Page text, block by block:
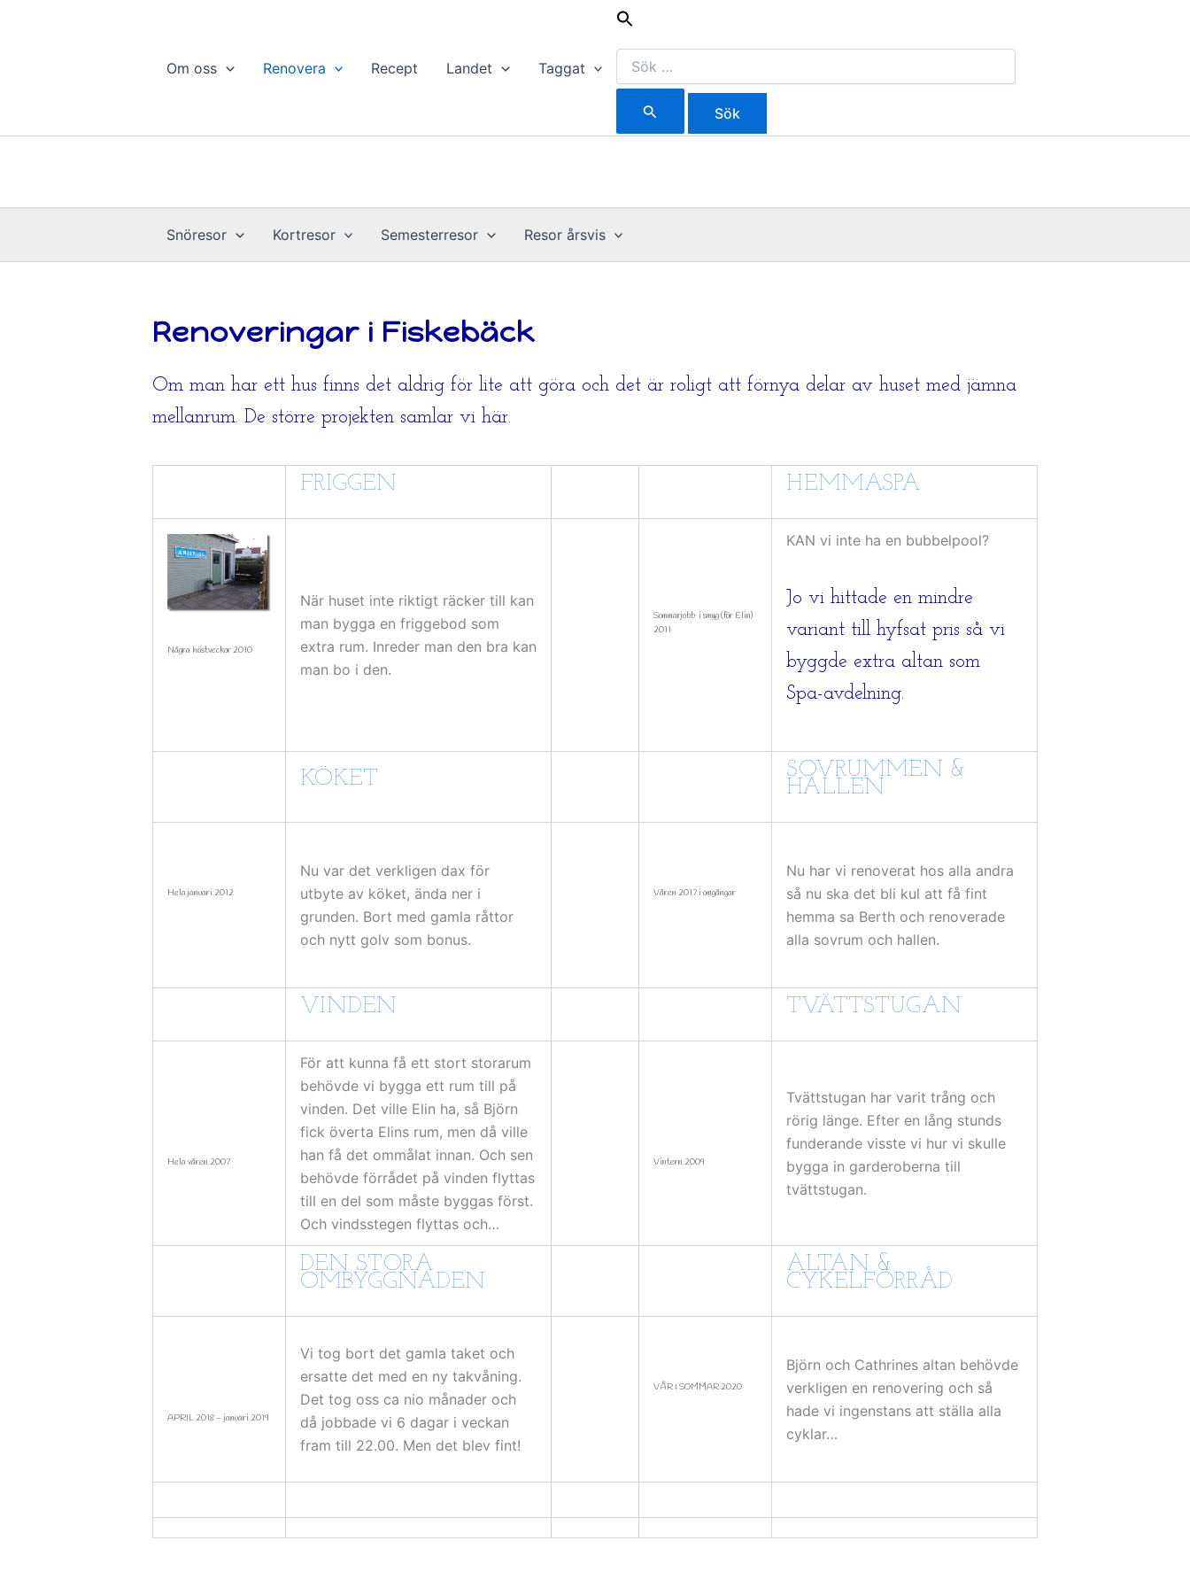
Om oss Renovera Recept Landet Taggat
Sök
efter:
Snöresor Kortresor Semesterresor Resor årsvis
Renoveringar i Fiskebäck
Om man har ett hus finns det aldrig för lite att göra och det är roligt att förnya delar av huset med jämna
mellanrum. De större projekten samlar vi här.​
FRIGGEN HEMMASPA
Några höstveckor 2010
När huset inte riktigt räcker till kan
man bygga en friggebod som
extra rum. Inreder man den bra kan
man bo i den.
Sommarjobb i smyg (för Elin)
2011
KAN vi inte ha en bubbelpool?
Jo vi hittade en mindre
variant till hyfsat pris så vi
byggde extra altan som
Spa-avdelning.
KÖKET SOVRUMMEN &
HALLEN
Hela januari 2012
Nu var det verkligen dax för
utbyte av köket, ända ner i
grunden. Bort med gamla råttor
och nytt golv som bonus.
Våren 2017 i omgångar
Nu har vi renoverat hos alla andra
så nu ska det bli kul att få fint
hemma sa Berth och renoverade
alla sovrum och hallen.
VINDEN TVÄTTSTUGAN
Hela våren 2007
För att kunna få ett stort storarum
behövde vi bygga ett rum till på
vinden. Det ville Elin ha, så Björn
fick överta Elins rum, men då ville
han få det ommålat innan. Och sen
behövde förrådet på vinden flyttas
till en del som måste byggas först.
Och vindsstegen flyttas och…
Vintern 2009
Tvättstugan har varit trång och
rörig länge. Efter en lång stunds
funderande visste vi hur vi skulle
bygga in garderoberna till
tvättstugan.
DEN STORA
OMBYGGNADEN
ALTAN &
CYKELFÖRRÅD
APRIL 2018 – januari 2019
Vi tog bort det gamla taket och
ersatte det med en ny takvåning.
Det tog oss ca nio månader och
då jobbade vi 6 dagar i veckan
fram till 22.00. Men det blev fint!
VÅR & SOMMAR 2020
Björn och Cathrines altan behövde
verkligen en renovering och så
hade vi ingenstans att ställa alla
cyklar…